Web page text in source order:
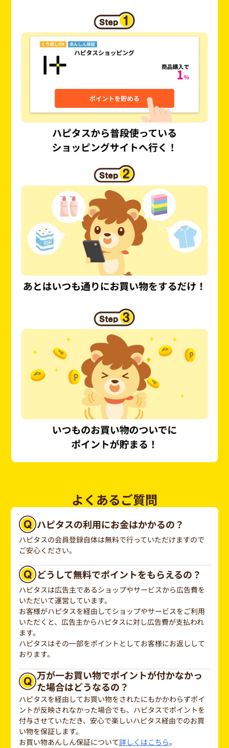
よくあるご質問
ハピタスの利用にお金はかかるの？
ハピタスの会員登録自体は無料で行っていただけますので
ご安心ください。
どうして無料でポイントをもらえるの？
ハピタスは広告主であるショップやサービスから広告費を
いただいて運営しています。
お客様がハピタスを経由してショップやサービスをご利用
いただくと、広告主からハピタスに対し広告費が支払われ
ます。
ハピタスはその一部をポイントとしてお客様にお返しして
おります。
万が一お買い物でポイントが付かなかっ
た場合はどうなるの？
ハピタスを経由してお買い物をされたにもかかわらずポイ
ントが反映されなかった場合でも、ハピタスでポイントを
付与させていただき、安心で楽しいハピタス経由でのお買
い物を保証します。
お買い物あんしん保証について詳しくはこちら。